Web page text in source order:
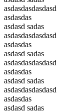
asdasdasdasdasd
asdasdas
asdasd sadas
asdasdasdasdasd
asdasdas
asdasd sadas
asdasdasdasdasd
asdasdas
asdasd sadas
asdasdasdasdasd
asdasdas
asdasd sadas